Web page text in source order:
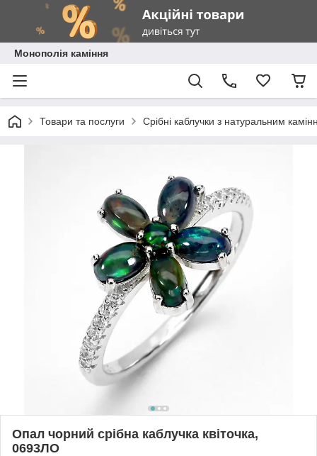
Монополія каміння
Товари та послуги Срібні каблучки з натуральним
Опал чорний срібна каблучка квіточка,
0693ЛО